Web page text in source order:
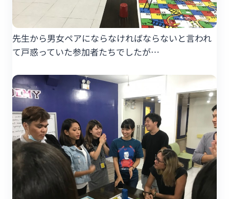
先生から男女ペアにならなければならないと言われ
て戸惑っていた参加者たちでしたが…